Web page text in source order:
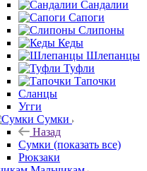
Сандалии
Сапоги
Слипоны
Кеды
Шлепанцы
Туфли
Тапочки
Сланцы
Угги
Сумки
Назад
Сумки (показать все)
Рюкзаки